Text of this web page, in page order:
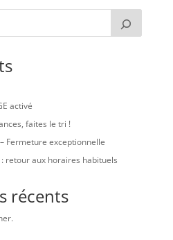
activé
faites le tri !
Fermeture exceptionnelle
retour aux horaires habituels
récents